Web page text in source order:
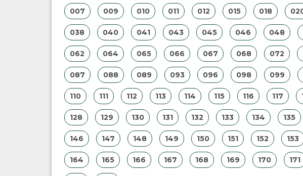
007 009 010 011 012 015 018
038 040 041 043 045 046 048
062 064 065 066 067 068 072
087 088 089 093 096 098 099
110 111 112 113 114 115 116 117
128 129 130 131 132 133 134 135
146 147 148 149 150 151 152 153
164 165 166 167 168 169 170 171